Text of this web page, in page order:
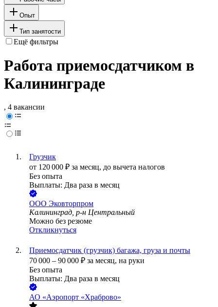
Опыт
Тип занятости
Ещё фильтры
Работа приемосдатчиком в
Калининграде
, 4 вакансии
Грузчик
от 120 000 ₽ за месяц, до вычета налогов
Без опыта
Выплаты: Два раза в месяц
ООО Эковторпром
Калининград, р-н Центральный
Можно без резюме
Откликнуться
Приемосдатчик (грузчик) багажа, груза и почты
70 000 – 90 000 ₽ за месяц, на руки
Без опыта
Выплаты: Два раза в месяц
АО «Аэропорт «Храброво»